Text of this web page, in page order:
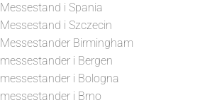
Messestand i Spania
Messestand i Szczecin
Messestander Birmingham
messestander i Bergen
messestander i Bologna
messestander i Brno